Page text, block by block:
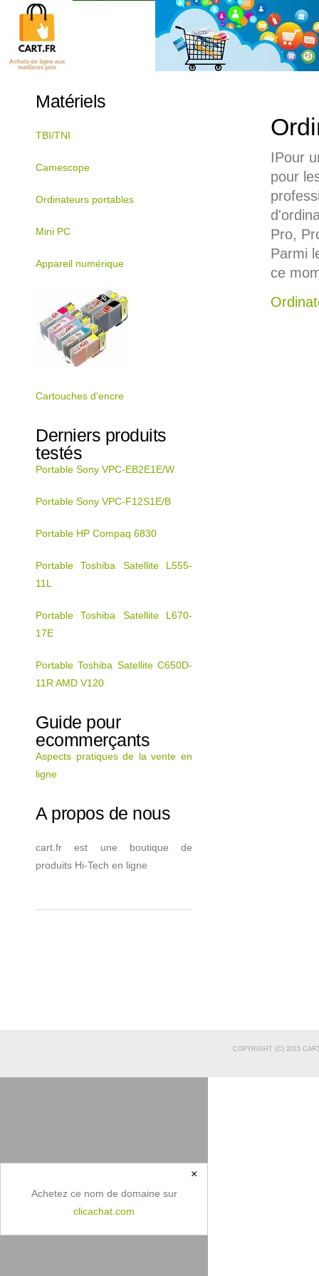
IPour
pour
Pro,
Parmi
ce
Matériels
TBI/TNI
Camescope
Ordinateurs portables
Mini PC
Appareil numérique
Cartouches d'encre
Derniers produits
testés
Portable Sony VPC-EB2E1E/W
Portable Sony VPC-F12S1E/B
Portable HP Compaq 6830
Portable Toshiba Satellite L555-
11L
Portable Toshiba Satellite L670-
17E
Portable Toshiba Satellite C650D-
11R AMD V120
Guide pour
ecommerçants
Aspects pratiques de la vente en
ligne
A propos de nous
cart.fr est une boutique de
produits Hi-Tech en ligne
COPYRIGHT (C) 2015
×
Achetez ce nom de domaine sur
clicachat.com